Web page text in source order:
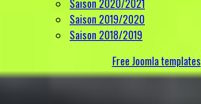
Saison 2019/2020
Saison 2018/2019
Free Joomla templates